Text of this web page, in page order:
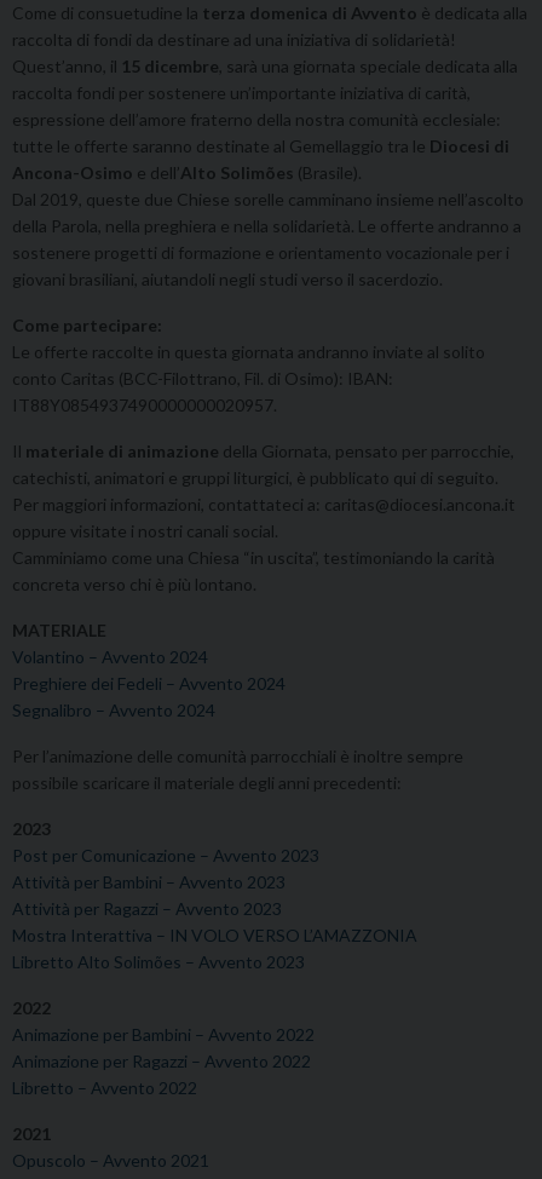
Come di consuetudine la terza domenica di Avvento è dedicata alla
raccolta di fondi da destinare ad una iniziativa di solidarietà!
Quest’anno, il 15 dicembre , sarà una giornata speciale dedicata alla
raccolta fondi per sostenere un’importante iniziativa di carità,
espressione dell’amore fraterno della nostra comunità ecclesiale:
tutte le offerte saranno destinate al Gemellaggio tra le Diocesi di
Ancona-Osimo e dell’Alto Solimões (Brasile).
Dal 2019, queste due Chiese sorelle camminano insieme nell’ascolto
della Parola, nella preghiera e nella solidarietà. Le offerte andranno a
sostenere progetti di formazione e orientamento vocazionale per i
giovani brasiliani, aiutandoli negli studi verso il sacerdozio.
Come partecipare:
Le offerte raccolte in questa giornata andranno inviate al solito
conto Caritas (BCC-Filottrano, Fil. di Osimo): IBAN:
IT88Y0854937490000000020957.
Il materiale di animazione della Giornata, pensato per parrocchie,
catechisti, animatori e gruppi liturgici, è pubblicato qui di seguito.
Per maggiori informazioni, contattateci a: caritas@diocesi.ancona.it
oppure visitate i nostri canali social.
Camminiamo come una Chiesa “in uscita”, testimoniando la carità
concreta verso chi è più lontano.
MATERIALE
Volantino – Avvento 2024
Preghiere dei Fedeli – Avvento 2024
Segnalibro – Avvento 2024
Per l’animazione delle comunità parrocchiali è inoltre sempre
possibile scaricare il materiale degli anni precedenti:
2023
Post per Comunicazione – Avvento 2023
Attività per Bambini – Avvento 2023
Attività per Ragazzi – Avvento 2023
Mostra Interattiva – IN VOLO VERSO L’AMAZZONIA
Libretto Alto Solimões – Avvento 2023
2022
Animazione per Bambini – Avvento 2022
Animazione per Ragazzi – Avvento 2022
Libretto – Avvento 2022
2021
Opuscolo – Avvento 2021